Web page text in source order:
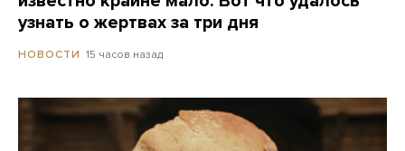
узнать о жертвах за три дня
НОВОСТИ 15 часов назад